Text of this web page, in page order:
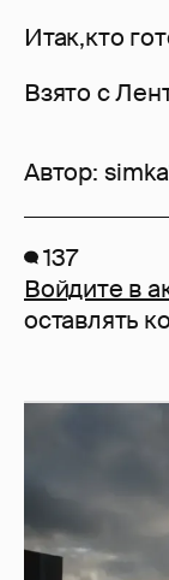
Итак,кто
Взято с
Автор:
137
Войдите в
оставлять